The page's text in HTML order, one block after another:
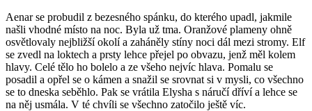
Aenar se probudil z bezesného spánku, do kterého upadl, jakmile
našli vhodné místo na noc. Byla už tma. Oranžové plameny ohně
osvětlovaly nejbližší okolí a zaháněly stíny noci dál mezi stromy. Elf
se zvedl na loktech a prsty lehce přejel po obvazu, jenž měl kolem
hlavy. Celé tělo ho bolelo a ze všeho nejvíc hlava. Pomalu se
posadil a opřel se o kámen a snažil se srovnat si v mysli, co všechno
se to dneska seběhlo. Pak se vrátila Elysha s náručí dříví a lehce se
na něj usmála. V té chvíli se všechno zatočilo ještě víc.